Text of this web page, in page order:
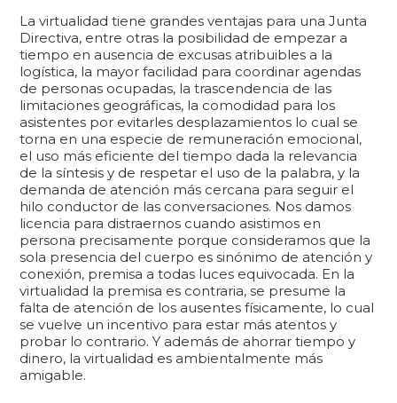
La virtualidad tiene grandes ventajas para una Junta
Directiva, entre otras la posibilidad de empezar a
tiempo en ausencia de excusas atribuibles a la
logística, la mayor facilidad para coordinar agendas
de personas ocupadas, la trascendencia de las
limitaciones geográficas, la comodidad para los
asistentes por evitarles desplazamientos lo cual se
torna en una especie de remuneración emocional,
el uso más eficiente del tiempo dada la relevancia
de la síntesis y de respetar el uso de la palabra, y la
demanda de atención más cercana para seguir el
hilo conductor de las conversaciones. Nos damos
licencia para distraernos cuando asistimos en
persona precisamente porque consideramos que la
sola presencia del cuerpo es sinónimo de atención y
conexión, premisa a todas luces equivocada. En la
virtualidad la premisa es contraria, se presume la
falta de atención de los ausentes físicamente, lo cual
se vuelve un incentivo para estar más atentos y
probar lo contrario. Y además de ahorrar tiempo y
dinero, la virtualidad es ambientalmente más
amigable.